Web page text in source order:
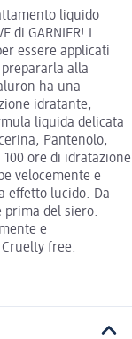
liquido
di GARNIER! I
essere applicati
alla
ha una
idratante,
liquida delicata
Pantenolo,
ore di idratazione
velocemente e
effetto lucido. Da
prima del siero.
e
free.